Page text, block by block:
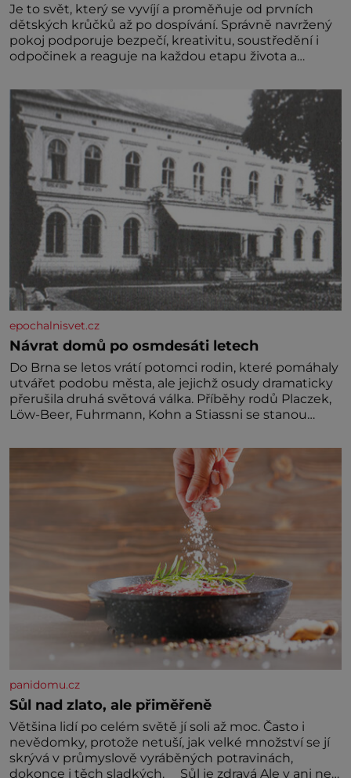
Je to svět, který se vyvíjí a proměňuje od prvních
dětských krůčků až po dospívání. Správně navržený
pokoj podporuje bezpečí, kreativitu, soustředění i
odpočinek a reaguje na každou etapu života a
jednoduchost, měkkost a bezpečí, proto by pokoj
miminka měl působit především klidně a útulně.
Předškolní věk je
epochalnisvet.cz
Návrat domů po osmdesáti letech
Do Brna se letos vrátí potomci rodin, které pomáhaly
utvářet podobu města, ale jejichž osudy dramaticky
přerušila druhá světová válka. Příběhy rodů Placzek,
Löw-Beer, Fuhrmann, Kohn a Stiassni se stanou
židovské kultury ŠTETL FEST 2026. Některé návraty
nejsou jednoduché. Místa, která si člověk pamatuje z
rodinných vyprávění, už dávno
panidomu.cz
Sůl nad zlato, ale přiměřeně
Většina lidí po celém světě jí soli až moc. Často i
nevědomky, protože netuší, jak velké množství se jí
skrývá v průmyslově vyráběných potravinách,
dokonce i těch sladkých. Sůl je zdravá Ale v ani ne